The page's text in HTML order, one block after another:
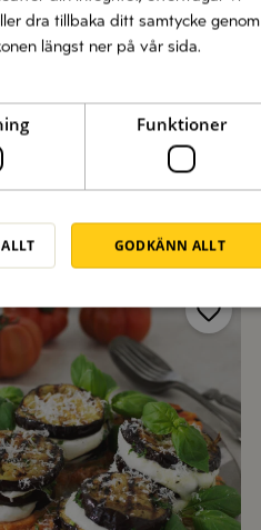
med spaghetti,
pesto
30 min
dra tillbaka ditt samtycke genom
längst ner på vår sida.
Funktioner
GODKÄNN ALLT